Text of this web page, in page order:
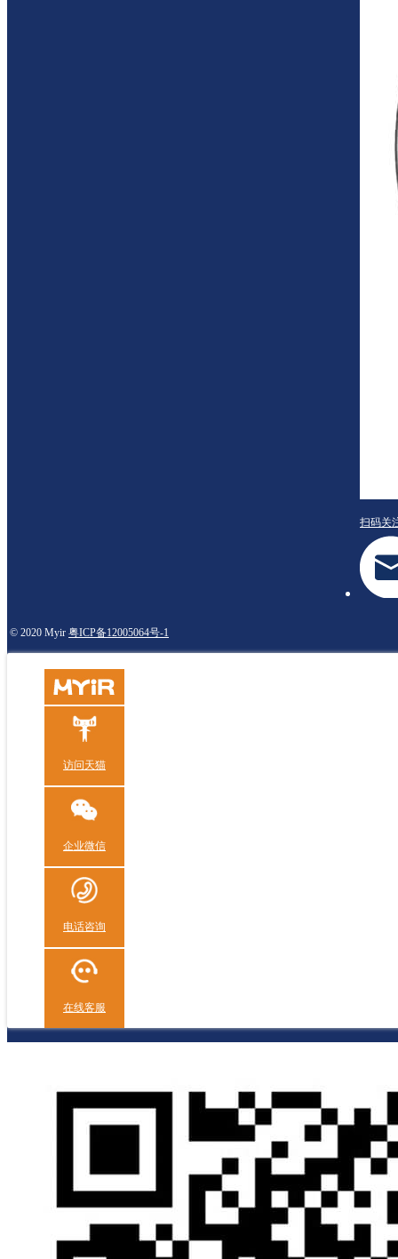
扫码关
© 2020 Myir 粤ICP备12005064号-1
访问天猫
企业微信
电话咨询
在线客服